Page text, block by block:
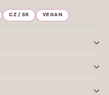
CZ / SK VEGAN